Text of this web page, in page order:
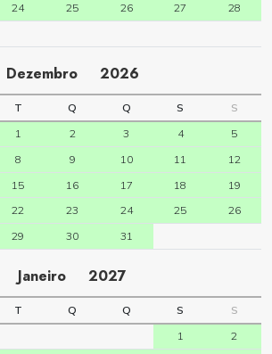
24 25 26 27
28
Dezembro 2026
T Q Q S
S
1
2 3 4
5
8 9 10 11
12
15 16 17 18
19
22 23 24 25
26
29 30 31
Janeiro 2027
T Q Q S
S
1
2